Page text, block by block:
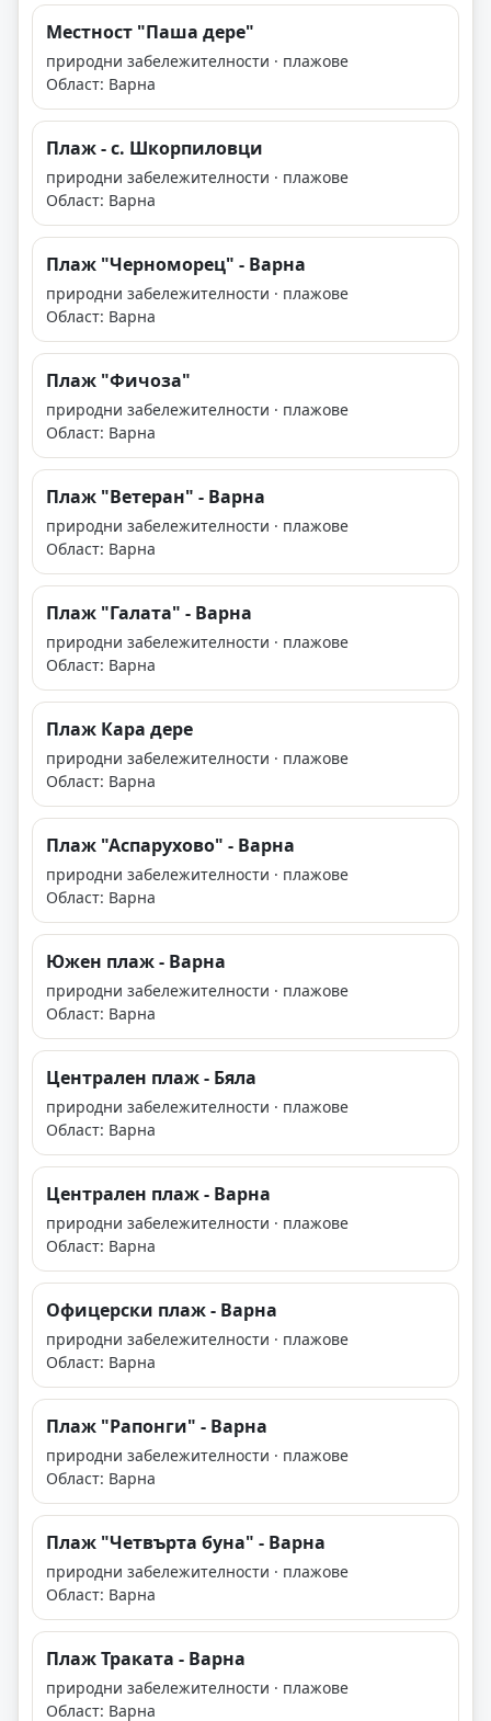
Местност "Паша дере"
природни забележителности · плажове
Област: Варна
Плаж - с. Шкорпиловци
природни забележителности · плажове
Област: Варна
Плаж "Черноморец" - Варна
природни забележителности · плажове
Област: Варна
Плаж "Фичоза"
природни забележителности · плажове
Област: Варна
Плаж "Ветеран" - Варна
природни забележителности · плажове
Област: Варна
Плаж "Галата" - Варна
природни забележителности · плажове
Област: Варна
Плаж Кара дере
природни забележителности · плажове
Област: Варна
Плаж "Аспарухово" - Варна
природни забележителности · плажове
Област: Варна
Южен плаж - Варна
природни забележителности · плажове
Област: Варна
Централен плаж - Бяла
природни забележителности · плажове
Област: Варна
Централен плаж - Варна
природни забележителности · плажове
Област: Варна
Офицерски плаж - Варна
природни забележителности · плажове
Област: Варна
Плаж "Рапонги" - Варна
природни забележителности · плажове
Област: Варна
Плаж "Четвърта буна" - Варна
природни забележителности · плажове
Област: Варна
Плаж Траката - Варна
природни забележителности · плажове
Област: Варна